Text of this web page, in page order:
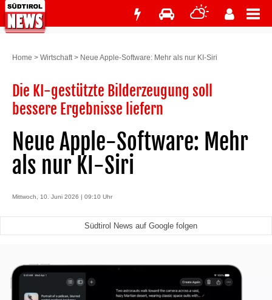
Home > Wirtschaft> Neue Apple-Software: Mehr als nur KI-Siri
Die KI-gestützte Bilderzeugung soll
bessere Ergebnisse liefern
Neue Apple-Software: Mehr
als nur KI-Siri
Mittwoch, 10. Juni 2026 | 09:10 Uhr
Südtirol News auf Google folgen